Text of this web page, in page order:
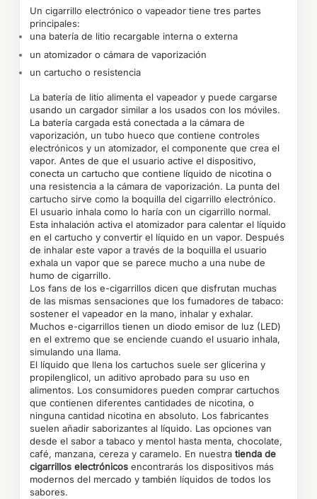
Un cigarrillo electrónico o vapeador tiene tres partes
principales:
una batería de litio recargable interna o externa
un atomizador o cámara de vaporización
un cartucho o resistencia
La batería de litio alimenta el vapeador y puede cargarse
usando un cargador similar a los usados con los móviles.
La batería cargada está conectada a la cámara de
vaporización, un tubo hueco que contiene controles
electrónicos y un atomizador, el componente que crea el
vapor. Antes de que el usuario active el dispositivo,
conecta un cartucho que contiene líquido de nicotina o
una resistencia a la cámara de vaporización. La punta del
cartucho sirve como la boquilla del cigarrillo electrónico.
El usuario inhala como lo haría con un cigarrillo normal.
Esta inhalación activa el atomizador para calentar el líquido
en el cartucho y convertir el líquido en un vapor. Después
de inhalar este vapor a través de la boquilla el usuario
exhala un vapor que se parece mucho a una nube de
humo de cigarrillo.
Los fans de los e-cigarrillos dicen que disfrutan muchas
de las mismas sensaciones que los fumadores de tabaco:
sostener el vapeador en la mano, inhalar y exhalar.
Muchos e-cigarrillos tienen un diodo emisor de luz (LED)
en el extremo que se enciende cuando el usuario inhala,
simulando una llama.
El líquido que llena los cartuchos suele ser glicerina y
propilenglicol, un aditivo aprobado para su uso en
alimentos. Los consumidores pueden comprar cartuchos
que contienen diferentes cantidades de nicotina, o
ninguna cantidad nicotina en absoluto. Los fabricantes
suelen añadir saborizantes al líquido. Las opciones van
desde el sabor a tabaco y mentol hasta menta, chocolate,
café, manzana, cereza y caramelo. En nuestra tienda de
cigarrillos electrónicos encontrarás los dispositivos más
modernos del mercado y también líquidos de todos los
sabores.